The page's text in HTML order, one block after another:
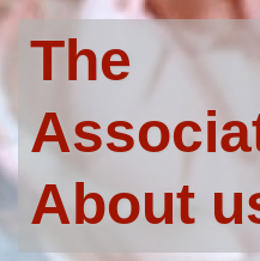
The
About